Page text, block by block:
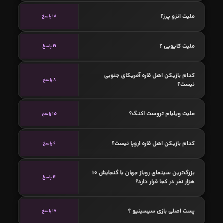
ملیت انزو پرز؟ 18 پاسخ
ملیت کایوبی ؟ 21 پاسخ
کدام بازیکن اهل قاره آمریکای جنوبی
نیست؟
8 پاسخ
ملیت ویلیام تروست اکنگ؟ 15 پاسخ
کدام بازیکن اهل قاره اروپا نیست؟ 9 پاسخ
بزرگ‌ترین سینمای روباز جهان با گنجایش ۱۰
هزار نفر در کجا قرار دارد؟
4 پاسخ
پست اصلی بازی سیسینیو ؟ 17 پاسخ